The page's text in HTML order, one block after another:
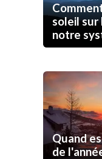
soleil sur
notre
Quand
de